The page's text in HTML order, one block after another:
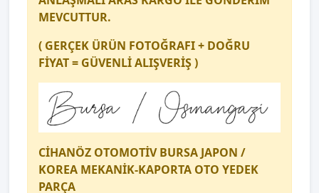
MEVCUTTUR.
( GERÇEK ÜRÜN FOTOĞRAFI + DOĞRU
FİYAT = GÜVENLİ ALIŞVERİŞ )
CİHANÖZ OTOMOTİV BURSA JAPON /
KOREA MEKANİK-KAPORTA OTO YEDEK
PARÇA